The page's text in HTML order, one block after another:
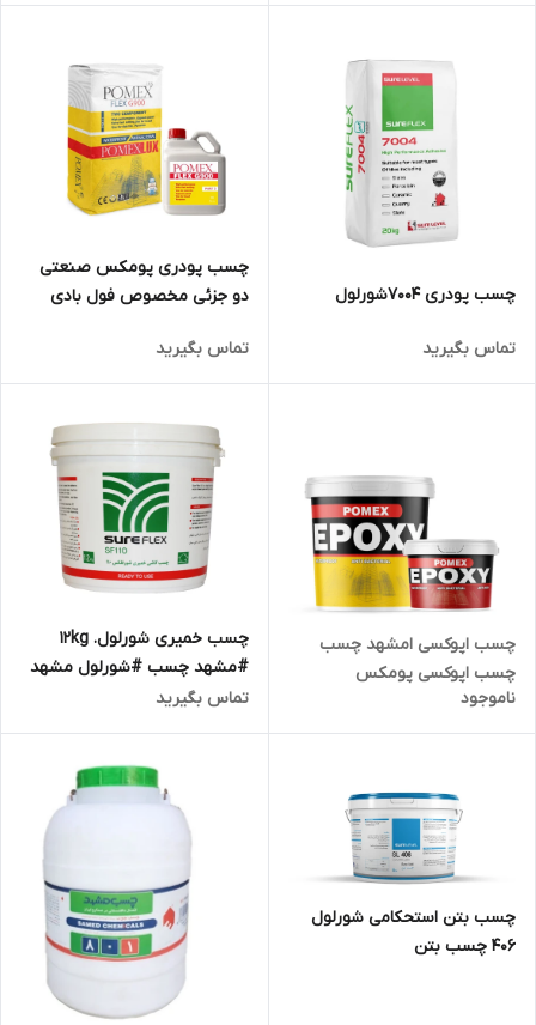
چسب پودری 7004شورلول
تماس بگیرید
چسب پودری پومکس صنعتی
دو جزئی مخصوص فول بادی
تماس بگیرید
چسب اپوکسی امشهد چسب
چسب اپوکسی پومکس
ناموجود
چسب خمیری شورلول. 12kg
#مشهد چسب #شورلول مشهد
#چسب مشهد
تماس بگیرید
چسب بتن استحکامی شورلول
406 چسب بتن